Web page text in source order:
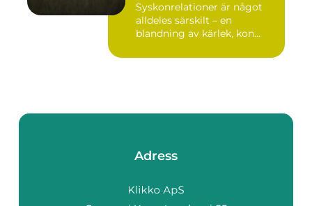
Syskonrelationer är något
alldeles särskilt – en
blandning av kärlek, kon...
Adress